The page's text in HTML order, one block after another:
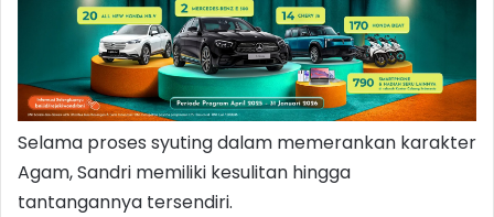
Selama proses syuting dalam memerankan karakter
Agam, Sandri memiliki kesulitan hingga
tantangannya tersendiri.